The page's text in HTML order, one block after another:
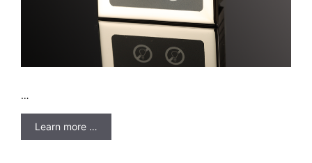
…
Learn more …